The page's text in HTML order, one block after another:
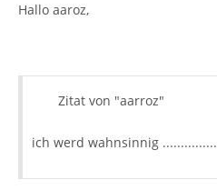
Hallo aaroz,
Zitat von "aarroz"
ich werd wahnsinnig ...............